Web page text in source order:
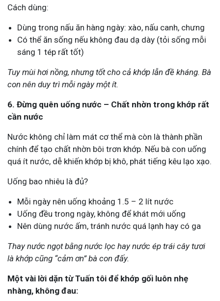
Cách dùng:
Dùng trong nấu ăn hàng ngày: xào, nấu canh, chưng
Có thể ăn sống nếu không đau dạ dày (tỏi sống mỗi
sáng 1 tép rất tốt)
Tuy mùi hơi nồng, nhưng tốt cho cả khớp lẫn đề kháng. Bà
con nên duy trì mỗi ngày một ít.
6. Đừng quên uống nước – Chất nhờn trong khớp rất
cần nước
Nước không chỉ làm mát cơ thể mà còn là thành phần
chính để tạo chất nhờn bôi trơn khớp. Nếu bà con uống
quá ít nước, dễ khiến khớp bị khô, phát tiếng kêu lạo xạo.
Uống bao nhiêu là đủ?
Mỗi ngày nên uống khoảng 1.5 – 2 lít nước
Uống đều trong ngày, không để khát mới uống
Nên dùng nước ấm, tránh nước quá lạnh hay có ga
Thay nước ngọt bằng nước lọc hay nước ép trái cây tươi
là khớp cũng “cảm ơn” bà con đấy.
Một vài lời dặn từ Tuấn tôi để khớp gối luôn nhẹ
nhàng, không đau: